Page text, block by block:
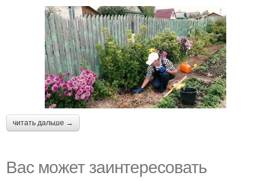
читать дальше →
Вас может заинтересовать